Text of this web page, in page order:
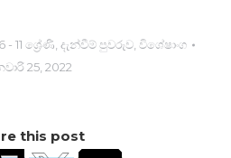
6 - 11 ශ්‍රේණි දැන්වීම් පුවරුව, විශේෂාංග
25, 2022
this post